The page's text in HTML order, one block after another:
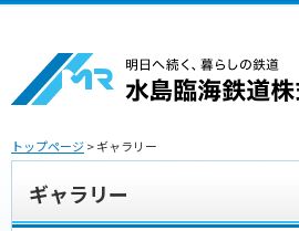
トップページ> ギャラリー
ギャラリー